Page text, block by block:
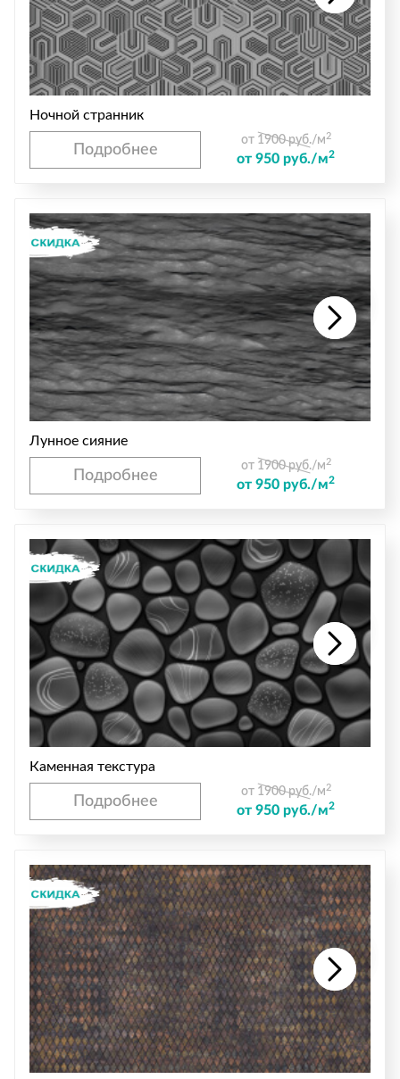
Ночной странник
Подробнее
от 1900 руб./м 2
от 950 руб./м2
Лунное сияние
Подробнее
от 1900 руб./м 2
от 950 руб./м2
Каменная текстура
Подробнее
от 1900 руб./м 2
от 950 руб./м2